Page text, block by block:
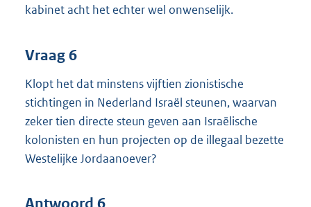
kabinet acht het echter wel onwenselijk.
Vraag 6
Klopt het dat minstens vijftien zionistische
stichtingen in Nederland Israël steunen, waarvan
zeker tien directe steun geven aan Israëlische
kolonisten en hun projecten op de illegaal bezette
Westelijke Jordaanoever?